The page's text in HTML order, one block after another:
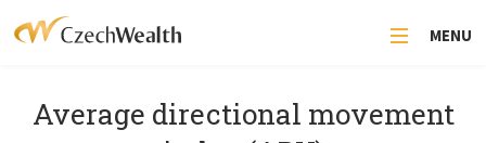
MENU
Average directional movement